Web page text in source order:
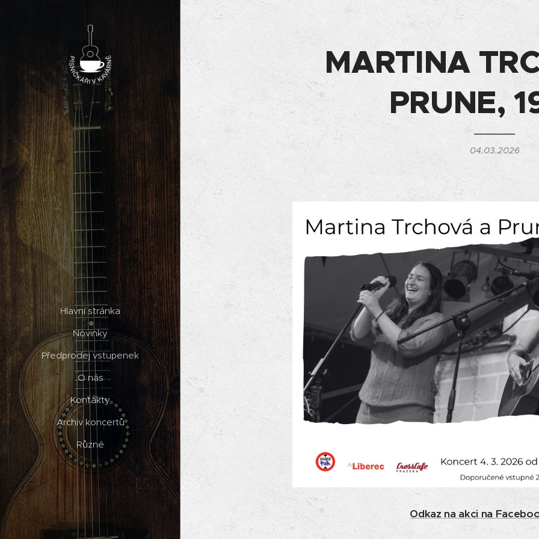
Hlavní stránka
Novinky
Předprodej vstupenek
O nás
Kontakty
Archiv koncertů
Různé
MARTINA
PRUNE,
04.03.2026
Odkaz na akci na